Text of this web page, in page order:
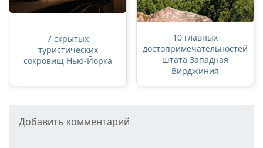
7 скрытых
туристических
сокровищ Нью-Йорка
10 главных
достопримечательностей
штата Западная
Вирджиния
Добавить комментарий